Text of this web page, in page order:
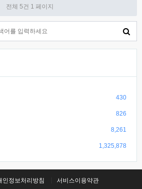
전체 5건 1 페이지
430
826
8,261
1,325,878
인정보처리방침 서비스이용약관